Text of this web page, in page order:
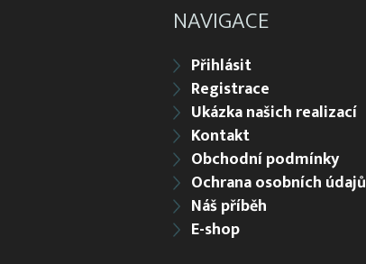
NAVIGACE
Přihlásit
Registrace
Ukázka našich realizací
Kontakt
Obchodní podmínky
Ochrana osobních údajů
Náš příběh
E-shop